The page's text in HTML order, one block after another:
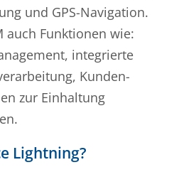
und GPS-Navigation.
auch Funktionen wie:
integrierte
Kunden-
zur Einhaltung
Lightning?